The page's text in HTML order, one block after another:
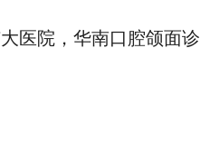
医院，华南口腔颌面诊